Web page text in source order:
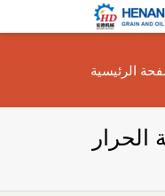
النباتية
بك
الرئيسية